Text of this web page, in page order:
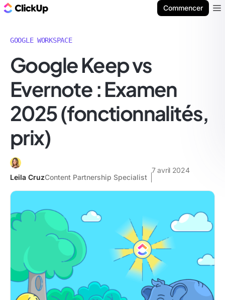
Commencer
GOOGLE WORKSPACE
Google Keep vs
Evernote : Examen
2025 (fonctionnalités,
prix)
Leila CruzContent Partnership Specialist
7 avril 2024